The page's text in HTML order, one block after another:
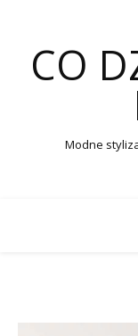
CO
Modne